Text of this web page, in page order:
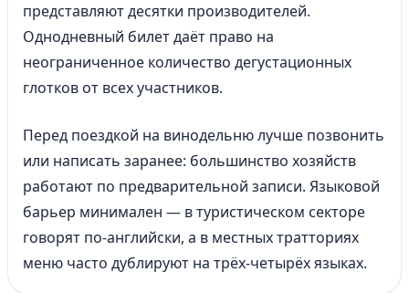
представляют десятки производителей.
Однодневный билет даёт право на
неограниченное количество дегустационных
глотков от всех участников.
Перед поездкой на винодельню лучше позвонить
или написать заранее: большинство хозяйств
работают по предварительной записи. Языковой
барьер минимален — в туристическом секторе
говорят по-английски, а в местных тратториях
меню часто дублируют на трёх-четырёх языках.